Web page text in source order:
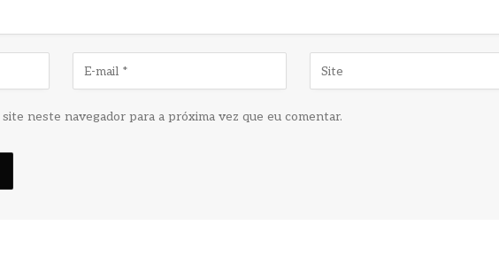
neste navegador para a próxima vez que eu comentar.